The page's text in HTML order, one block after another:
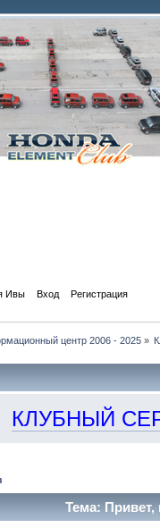
Ивы Вход Регистрация
центр 2006 - 2025»
КЛУБНЫЙ
Тема: